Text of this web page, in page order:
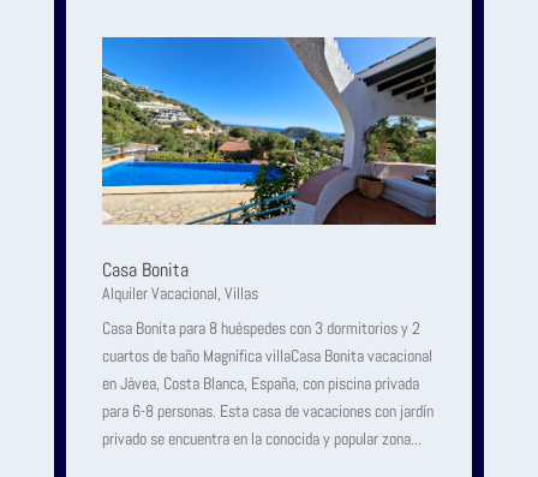
Casa Bonita
Alquiler Vacacional, Villas
Casa Bonita para 8 huéspedes con 3 dormitorios y 2
cuartos de baño Magnífica villaCasa Bonita vacacional
en Jávea, Costa Blanca, España, con piscina privada
para 6-8 personas. Esta casa de vacaciones con jardín
privado se encuentra en la conocida y popular zona...